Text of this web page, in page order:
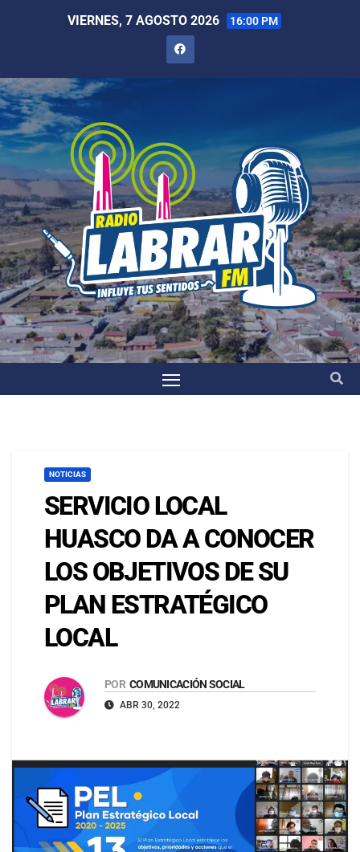
VIERNES, 7 AGOSTO 2026 16:00 PM
NOTICIAS
SERVICIO LOCAL
HUASCO DA A CONOCER
LOS OBJETIVOS DE SU
PLAN ESTRATÉGICO
LOCAL
POR COMUNICACIÓN SOCIAL
ABR 30, 2022